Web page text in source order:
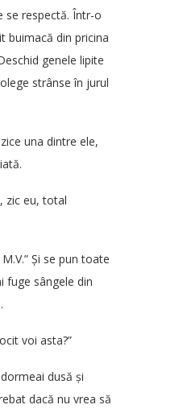
se respectă. Într-o
buimacă din pricina
genele lipite
strânse în jurul
una dintre ele,
zic eu, total
Și se pun toate
fuge sângele din
voi asta?”
dusă și
dacă nu vrea să